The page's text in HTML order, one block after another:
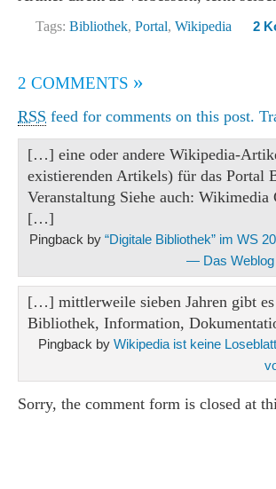
Tags: Bibliothek, Portal, Wikipedia 2
2 COMMENTS »
RSS feed for comments on this post.
[…] eine oder andere Wikipedia-
existierenden Artikels) für das Portal
Veranstaltung Siehe auch:
[…]
Pingback by “Digitale Bibliothek” im WS
— Das Weblog
[…] mittlerweile sieben Jahren gibt
Bibliothek, Information,
Pingback by Wikipedia ist keine
Sorry, the comment form is closed at